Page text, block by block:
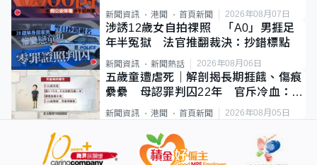
新聞資訊 港聞 首頁新聞 2026年08月07日
涉誘12歲女自拍祼照 「A0」男捱足
年半冤獄 法官推翻裁決：抄錯標點
新聞資訊 新聞熱話 2026年08月06日
五歲童遭虐死｜解剖揭長期捱餓、傷痕
纍纍 母認罪判囚22年 官斥冷血：同
類案最惡劣
新聞資訊 港聞 首頁新聞 2026年08月05日